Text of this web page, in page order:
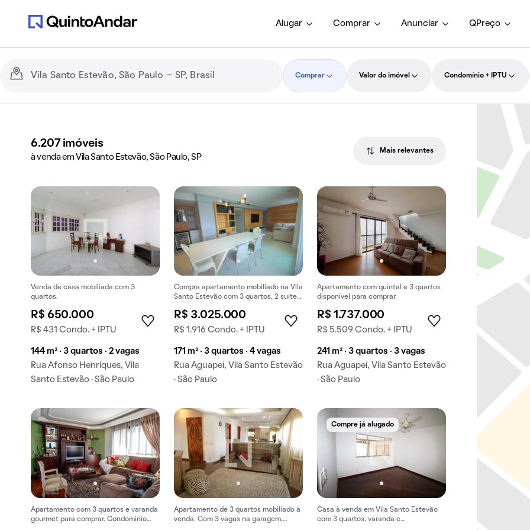
Alugar Comprar Anunciar QPreço
Comprar Valor do imóvel Condomínio + IPTU
6.207 imóveis
à venda em Vila Santo Estevão, São Paulo, SP
Mais relevantes
Venda de casa mobiliada com 3
quartos.
R$ 650.000
R$ 431 Condo. + IPTU
144 m² · 3 quartos · 2 vagas
Rua Afonso Henriques, Vila
Santo Estevão · São Paulo
Compra apartamento mobiliado na Vila
Santo Estevão com 3 quartos, 2 suítes
R$ 3.025.000
R$ 1.916 Condo. + IPTU
171 m² · 3 quartos · 4 vagas
Rua Aguapeí, Vila Santo Estevão
· São Paulo
Apartamento com quintal e 3 quartos
disponível para comprar.
R$ 1.737.000
R$ 5.509 Condo. + IPTU
241 m² · 3 quartos · 3 vagas
Rua Aguapeí, Vila Santo Estevão
· São Paulo
Apartamento com 3 quartos e varanda
gourmet para comprar. Condomínio
Apartamento de 3 quartos mobiliado à
venda. Com 3 vagas na garagem,
Compre já alugado
Casa à venda em Vila Santo Estevão
com 3 quartos, varanda e